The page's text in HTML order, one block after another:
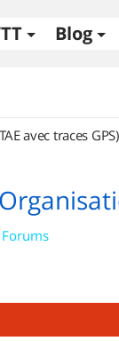
Blog
avec traces GPS)